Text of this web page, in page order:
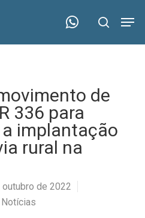
search
de
336 para
implantação
rural na
outubro de 2022
Notícias